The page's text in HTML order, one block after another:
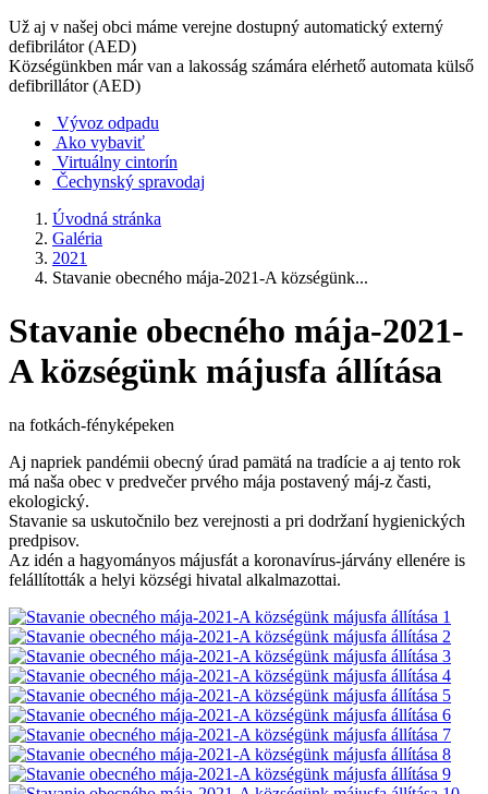
Už aj v našej obci máme verejne dostupný automatický externý
defibrilátor (AED)
Községünkben már van a lakosság számára elérhető automata külső
defibrillátor (AED)
Vývoz odpadu
Ako vybaviť
Virtuálny cintorín
Čechynský spravodaj
Úvodná stránka
Galéria
2021
Stavanie obecného mája-2021-A községünk...
Stavanie obecného mája-2021-
A községünk májusfa állítása
na fotkách-fényképeken
Aj napriek pandémii obecný úrad pamätá na tradície a aj tento rok
má naša obec v predvečer prvého mája postavený máj-z časti,
ekologický.
Stavanie sa uskutočnilo bez verejnosti a pri dodržaní hygienických
predpisov.
Az idén a hagyományos májusfát a koronavírus-járvány ellenére is
felállították a helyi községi hivatal alkalmazottai.